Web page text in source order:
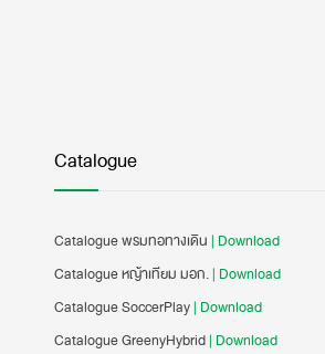
Catalogue
Catalogue พรมทอทางเดิน | Download
Catalogue หญ้าเทียม มอก.| Download
Catalogue SoccerPlay| Download
Catalogue GreenyHybrid| Download